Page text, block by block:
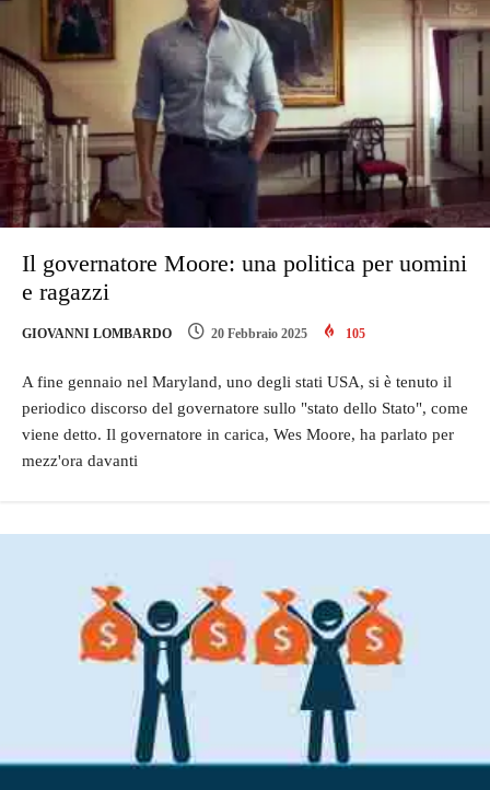
Il governatore Moore: una politica per uomini
e ragazzi
GIOVANNI LOMBARDO 20 Febbraio 2025 105
A fine gennaio nel Maryland, uno degli stati USA, si è tenuto il
periodico discorso del governatore sullo "stato dello Stato", come
viene detto. Il governatore in carica, Wes Moore, ha parlato per
mezz'ora davanti